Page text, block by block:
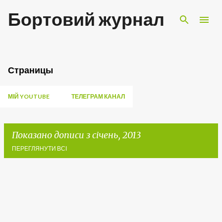
Перейти до основного вмісту
Бортовий журнал
Страницы
МІЙ YOUTUBE ТЕЛЕГРАМ КАНАЛ
Показано дописи з січень, 2013
ПЕРЕГЛЯНУТИ ВСІ